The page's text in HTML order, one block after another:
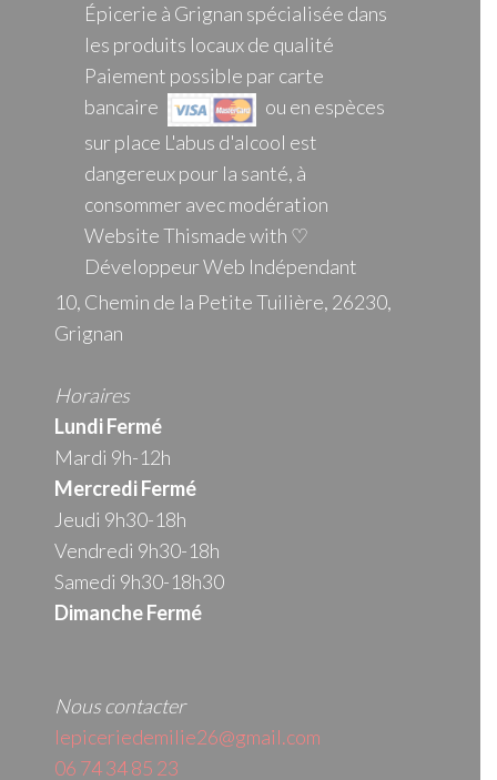
Épicerie à Grignan spécialisée dans
les produits locaux de qualité
Paiement possible par carte
bancaire
ou en espèces
sur place L'abus d'alcool est
dangereux pour la santé, à
consommer avec modération
Website Thismade with ♡
Développeur Web Indépendant
10, Chemin de la Petite Tuilière, 26230,
Grignan
Horaires
Lundi Fermé
Mardi 9h-12h
MercrediFermé
Jeudi 9h30-18h
Vendredi 9h30-18h
Samedi 9h30-18h30
Dimanche Fermé
Nous contacter
lepiceriedemilie26@gmail.com
06 74 34 85 23